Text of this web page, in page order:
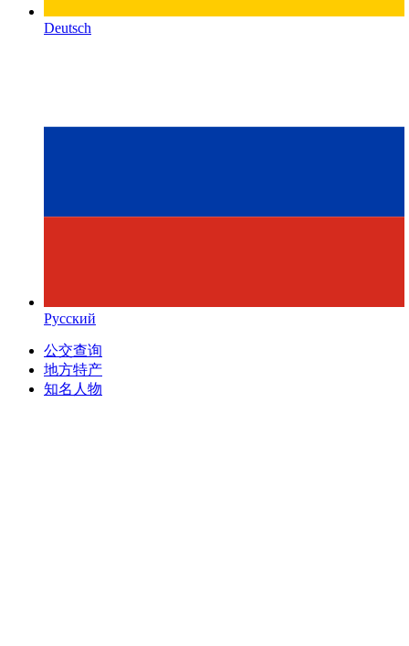
Deutsch
Русский
公交查询
地方特产
知名人物